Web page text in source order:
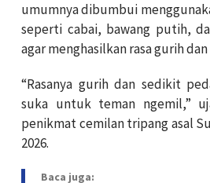
umumnya dibumbui
seperti cabai, bawang putih,
agar menghasilkan rasa gurih
“Rasanya gurih dan sedikit
suka untuk teman ngemil,”
penikmat cemilan tripang asal
2026.
Baca juga: